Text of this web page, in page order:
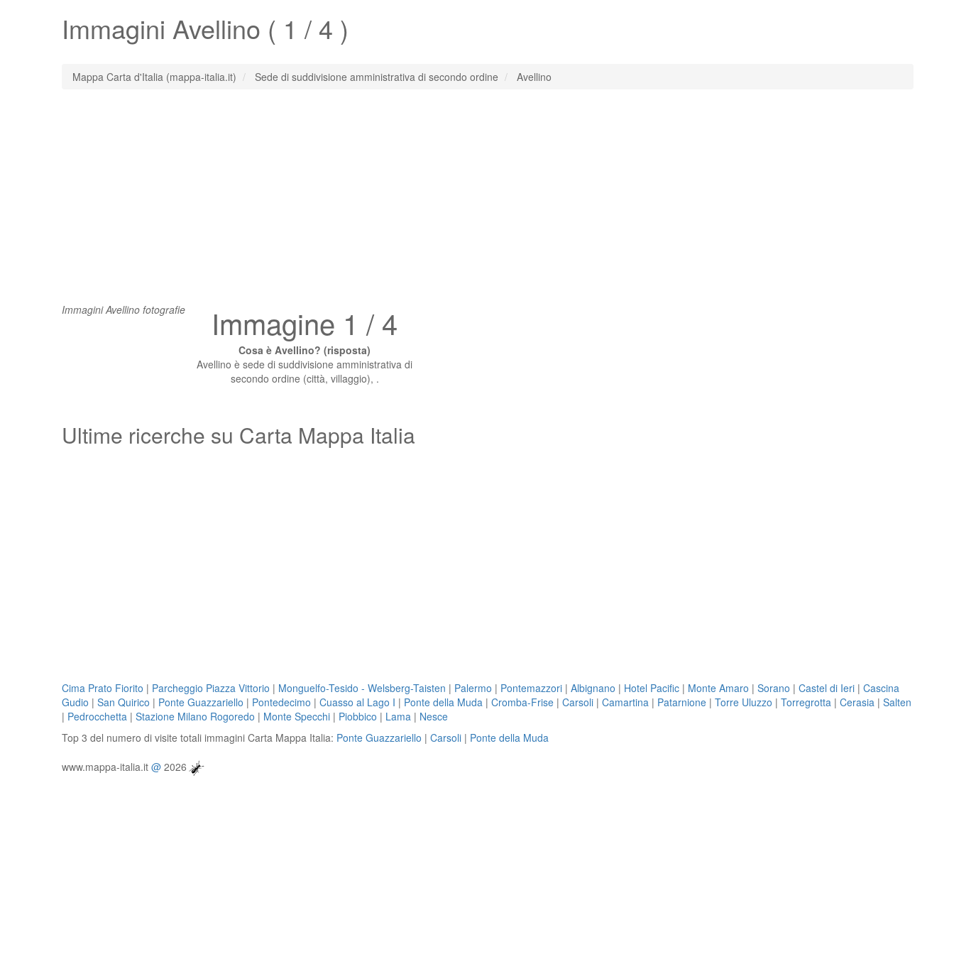
Immagini Avellino ( 1 / 4 )
Mappa Carta d'Italia (mappa-italia.it) Sede di suddivisione amministrativa di secondo ordine Avellino
Immagini Avellino fotografie Immagine 1 / 4
Cosa è Avellino? (risposta)
Avellino è sede di suddivisione amministrativa di
secondo ordine (città, villaggio), .
Ultime ricerche su Carta Mappa Italia
Cima Prato Fiorito | Parcheggio Piazza Vittorio | Monguelfo-Tesido - Welsberg-Taisten | Palermo | Pontemazzori | Albignano | Hotel Pacific | Monte Amaro | Sorano | Castel di Ieri | Cascina
Gudio | San Quirico | Ponte Guazzariello | Pontedecimo | Cuasso al Lago I | Ponte della Muda | Cromba-Frise | Carsoli | Camartina | Patarnione | Torre Uluzzo | Torregrotta | Cerasia | Salten
| Pedrocchetta | Stazione Milano Rogoredo | Monte Specchi | Piobbico | Lama | Nesce
Top 3 del numero di visite totali immagini Carta Mappa Italia: Ponte Guazzariello | Carsoli | Ponte della Muda
www.mappa-italia.it @ 2026